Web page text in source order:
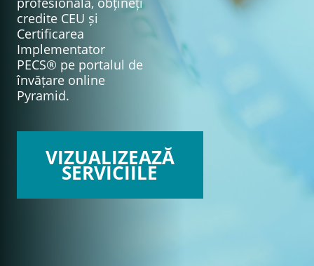
credite CEU și
Certificarea
Implementator
PECS® pe portalul de
învățare online
Pyramid.
VIZUALIZEAZĂ
SERVICIILE